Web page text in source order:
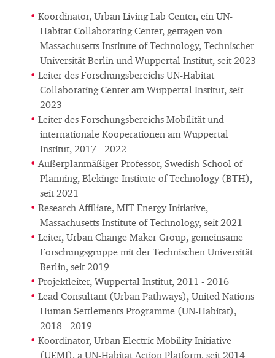
Koordinator, Urban Living Lab Center, ein UN-
Habitat Collaborating Center, getragen von
Massachusetts Institute of Technology, Technischer
Universität Berlin und Wuppertal Institut, seit 2023
Leiter des Forschungsbereichs UN-Habitat
Collaborating Center am Wuppertal Institut, seit
2023
Leiter des Forschungsbereichs Mobilität und
internationale Kooperationen am Wuppertal
Institut, 2017 - 2022
Außerplanmäßiger Professor, Swedish School of
Planning, Blekinge Institute of Technology (BTH),
seit 2021
Research Affiliate, MIT Energy Initiative,
Massachusetts Institute of Technology, seit 2021
Leiter, Urban Change Maker Group, gemeinsame
Forschungsgruppe mit der Technischen Universität
Berlin, seit 2019
Projektleiter, Wuppertal Institut, 2011 - 2016
Lead Consultant (Urban Pathways), United Nations
Human Settlements Programme (UN-Habitat),
2018 - 2019
Koordinator, Urban Electric Mobility Initiative